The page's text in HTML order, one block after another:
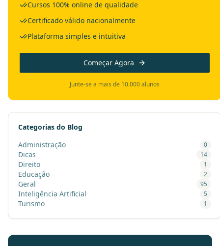
Cursos 100% online de qualidade
Certificado válido nacionalmente
Plataforma simples e intuitiva
Começar Agora
Junte-se a mais de 10.000 alunos
Categorias do Blog
Administração
0
Dicas 14
Direito 1
Educação 2
Geral 95
Inteligência Artificial 5
Turismo 1